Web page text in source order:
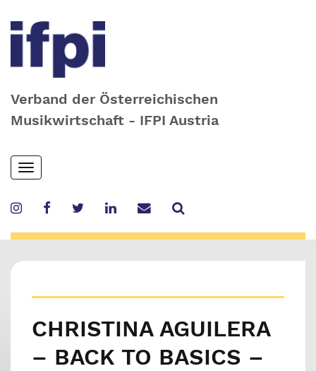
Verband der Österreichischen
Musikwirtschaft - IFPI Austria
Skip
to
content
Toggle
navigation
CHRISTINA AGUILERA
– BACK TO BASICS –